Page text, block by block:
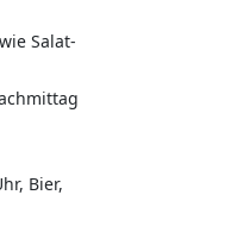
Salat-
Bier,